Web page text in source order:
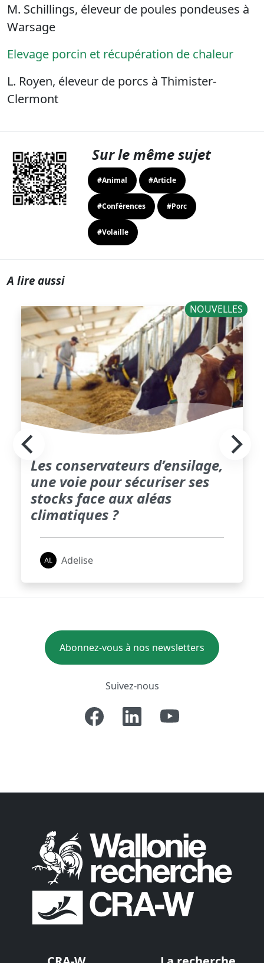
M. Schillings, éleveur de poules pondeuses à
Warsage
Elevage porcin et récupération de chaleur
L. Royen, éleveur de porcs à Thimister-
Clermont
Sur le même sujet
#Animal #Article
#Conférences #Porc
#Volaille
A lire aussi
NOUVELLES
Les conservateurs d’ensilage,
une voie pour sécuriser ses
stocks face aux aléas
climatiques ?
Adelise
Abonnez-vous à nos newsletters
Suivez-nous